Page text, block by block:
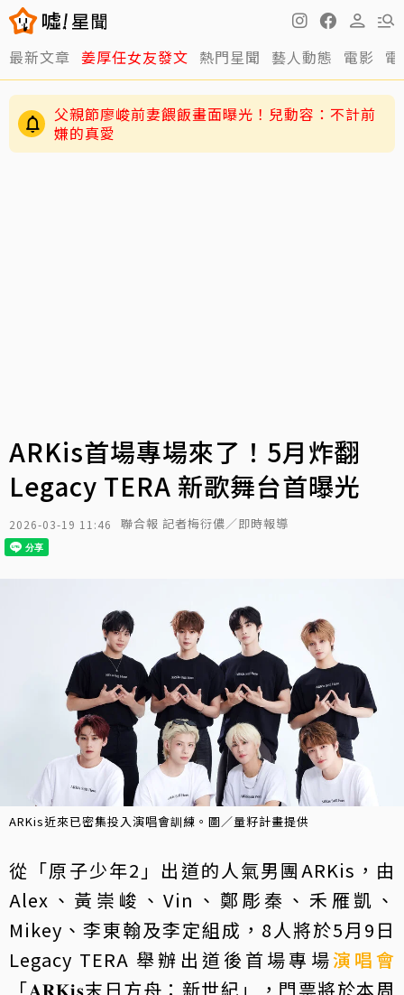
最新文章 姜厚任女友發文 熱門星聞 藝人動態 電影
父親節廖峻前妻餵飯畫面曝光！兒動容：不計前
嫌的真愛
ARKis首場專場來了！5月炸翻
Legacy TERA 新歌舞台首曝光
2026-03-19 11:46 聯合報 記者梅衍儂／即時報導
ARKis近來已密集投入演唱會訓練。圖／量籽計畫提供
從「原子少年2」出道的人氣男團ARKis，由
Alex、黃崇峻、Vin、鄭彫秦、禾雁凱、
Mikey、李東翰及李定組成，8人將於5月9日
Legacy TERA 舉辦出道後首場專場演唱會
「𝐀𝐑𝐊𝐢𝐬末日方舟：新世紀」，門票將於本周